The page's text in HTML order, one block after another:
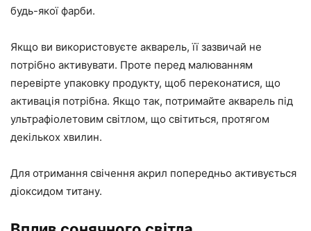
будь-якої фарби.
Якщо ви використовуєте акварель, її зазвичай не
потрібно активувати. Проте перед малюванням
перевірте упаковку продукту, щоб переконатися, що
активація потрібна. Якщо так, потримайте акварель під
ультрафіолетовим світлом, що світиться, протягом
декількох хвилин.
Для отримання свічення акрил попередньо активується
діоксидом титану.